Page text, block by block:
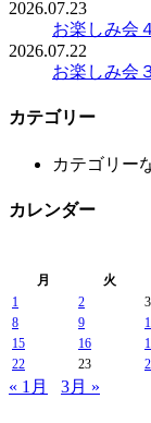
2026.07.23
お楽しみ会
2026.07.22
お楽しみ会
カテゴリー
カテゴリー
カレンダー
月 火
1
2 3
8
9
15
16
22
23
« 1月 3月 »